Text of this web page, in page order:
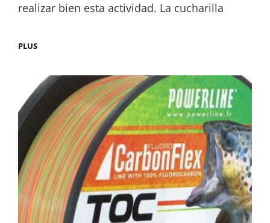
realizar bien esta actividad. La cucharilla
PLUS¿QUÉ
DEBO
ELEGIR?